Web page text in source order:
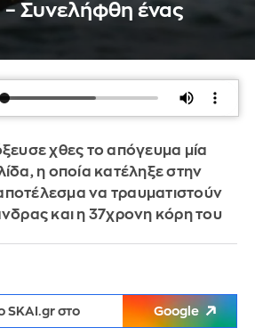
Συνελήφθη ένας
χθες το απόγευμα μία
η οποία κατέληξε στην
να τραυματιστούν
και η 37χρονη κόρη του
SKAI.gr στο Google